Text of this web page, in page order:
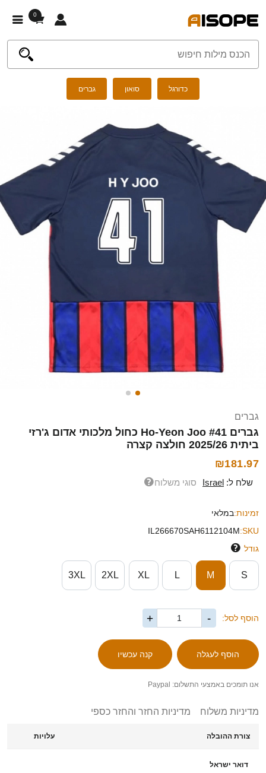
0
כדורגל סואון גברים
גברים
גברים Ho-Yeon Joo #41 כחול מלכותי אדום ג'רזי
ביתית 2025/26 חולצה קצרה
₪181.97
שלח ל: Israel סוגי משלוח
זמינות:במלאי
SKU:
IL266670SAH6112104M
גודל
S
M
L
XL
2XL
3XL
הוסף לסל: -
+
אנו תומכים באמצעי התשלום: Paypal
מדיניות משלוח מדיניות החזר והחזר כספי
צורת ההובלה עלויות
דואר ישראל